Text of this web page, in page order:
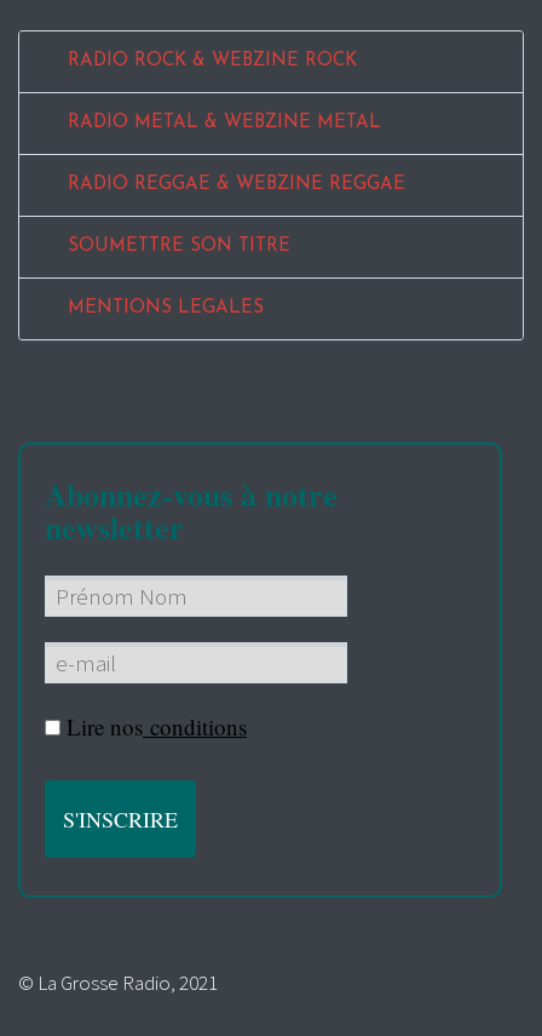
RADIO ROCK & WEBZINE ROCK
RADIO METAL & WEBZINE METAL
RADIO REGGAE & WEBZINE REGGAE
SOUMETTRE SON TITRE
MENTIONS LEGALES
Abonnez-vous à notre
newsletter
Lire nos conditions
© La Grosse Radio, 2021